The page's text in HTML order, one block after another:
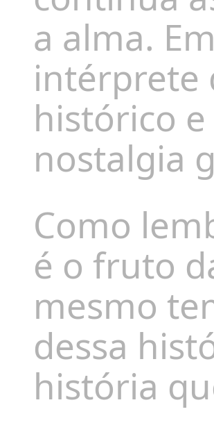
a alma.
intérprete
histórico
nostalgia
Como
é o fruto
mesmo
dessa
história